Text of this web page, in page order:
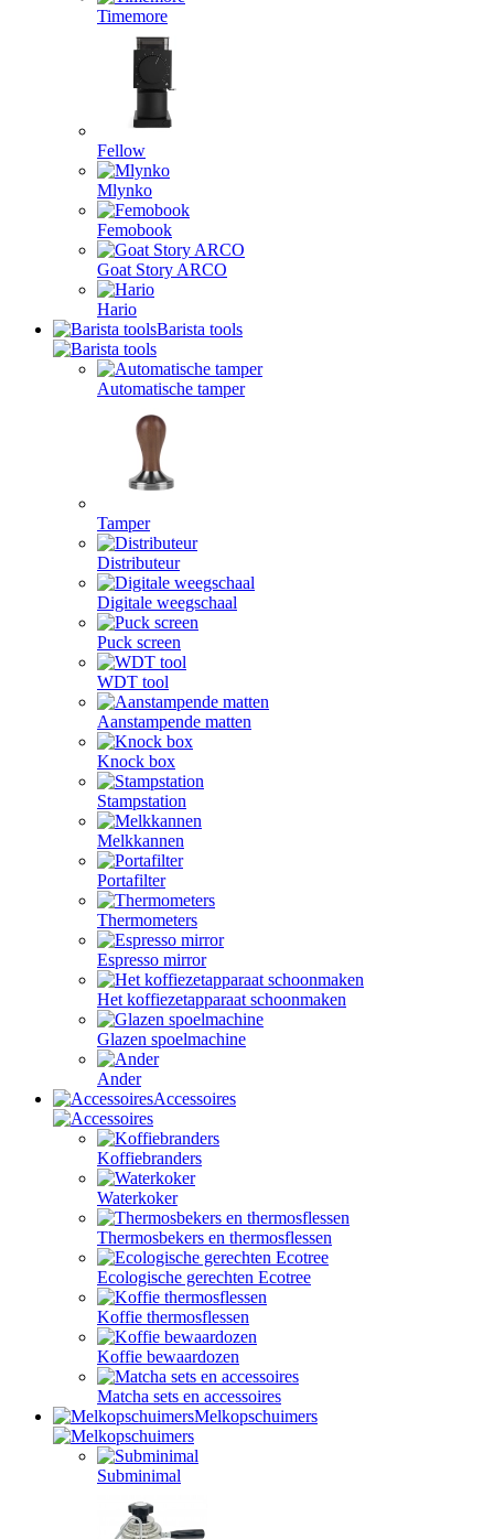
Timemore
Fellow
Mlynko
Femobook
Goat Story ARCO
Hario
Barista tools
Automatische tamper
Tamper
Distributeur
Digitale weegschaal
Puck screen
WDT tool
Aanstampende matten
Knock box
Stampstation
Melkkannen
Portafilter
Thermometers
Espresso mirror
Het koffiezetapparaat schoonmaken
Glazen spoelmachine
Ander
Accessoires
Koffiebranders
Waterkoker
Thermosbekers en thermosflessen
Ecologische gerechten Ecotree
Koffie thermosflessen
Koffie bewaardozen
Matcha sets en accessoires
Melkopschuimers
Subminimal